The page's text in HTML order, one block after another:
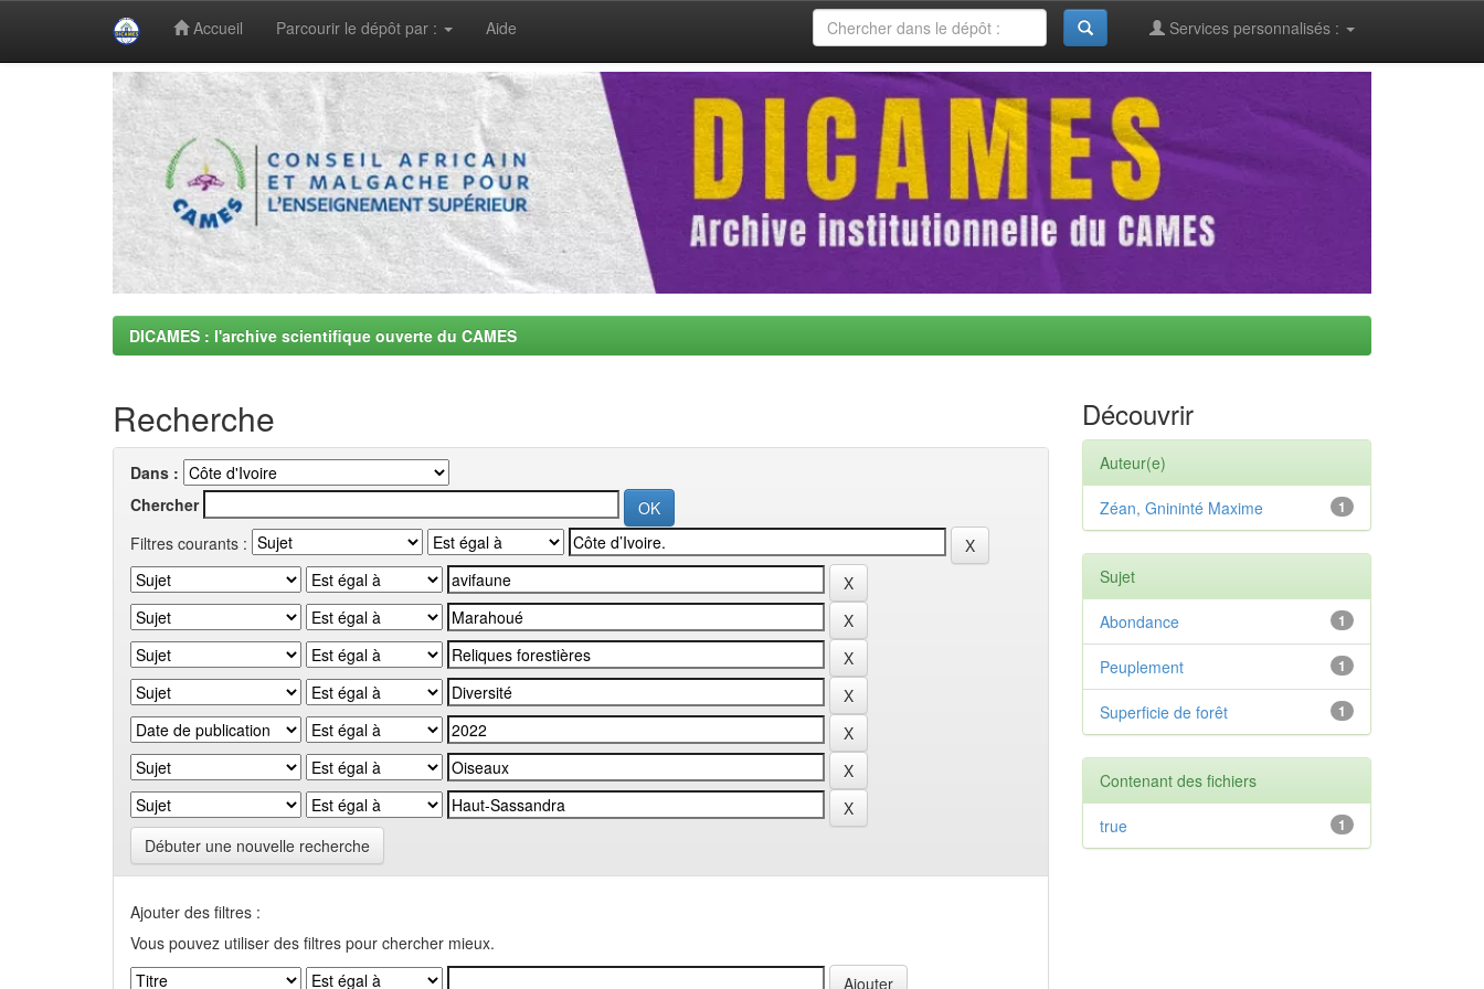
Accueil Parcourir le dépôt par : Aide Services personnalisés :
DICAMES : l'archive scientifique ouverte du CAMES
Recherche
Dans :
Chercher
Filtres courants :
Débuter une nouvelle recherche
Ajouter des filtres :
Vous pouvez utiliser des filtres pour chercher mieux.
Découvrir
Auteur(e)
1
Zéan, Gnininté Maxime
Sujet
1
Abondance
1
Peuplement
1
Superficie de forêt
Contenant des fichiers
1
true